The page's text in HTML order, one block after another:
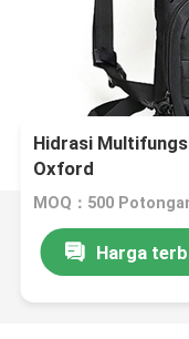
Hidrasi
Oxford
MOQ：500
Harga